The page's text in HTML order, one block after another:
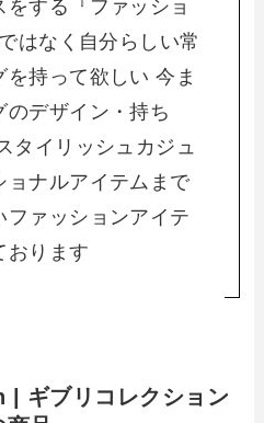
する『ファッショ
はなく自分らしい常
持って欲しい 今ま
のデザイン・持ち
タイリッシュカジュ
ョナルアイテムまで
ファッションアイテ
おります
ギブリコレクション